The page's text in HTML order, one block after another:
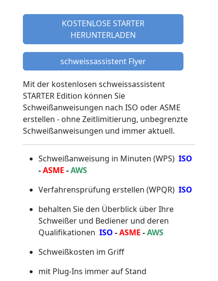
KOSTENLOSE STARTER
HERUNTERLADEN
schweissassistent Flyer
Mit der kostenlosen schweissassistent
STARTER Edition können Sie
Schweißanweisungen nach ISO oder ASME
erstellen - ohne Zeitlimitierung, unbegrenzte
Schweißanweisungen und immer aktuell.
Schweißanweisung in Minuten (WPS) ISO
-ASME -AWS
Verfahrensprüfung erstellen (WPQR) ISO
behalten Sie den Überblick über Ihre
Schweißer und Bediener und deren
Qualifikationen ISO -ASME -AWS
Schweißkosten im Griff
mit Plug-Ins immer auf Stand